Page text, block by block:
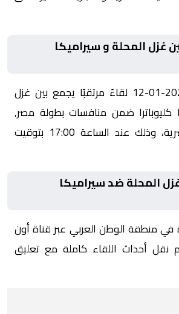
غزل المحلة و سيراميكا
يستضيف اليوم 2026-01-12 لقاءً مرتقبًا يجمع بين غزل
كليوباترا ضمن منافسات بطولة مصر,
كأس الرابطة المصرية، وذلك عند الساعة 17:00 بتوقيت
المحلة ضد سيراميكا
في منطقة الوطن العربي عبر قناة أون
يتم نقل أحداث اللقاء كاملة مع تعليق